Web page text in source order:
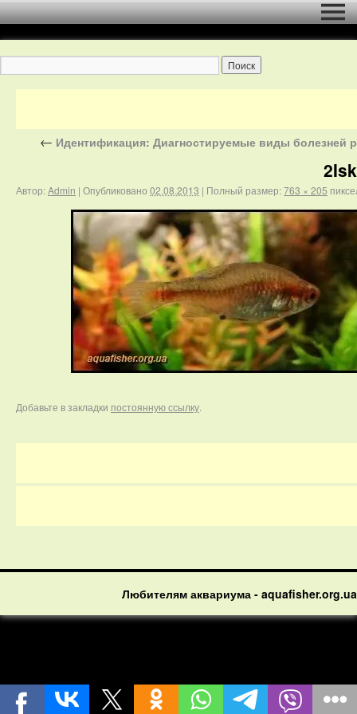
← Идентификация: Диагностируемые виды болезней
Автор:Admin | Опубликовано 02.08.2013 | Полный размер:763 × 205
Добавьте в закладки постоянную ссылку.
Любителям аквариума - aquafisher.org.ua